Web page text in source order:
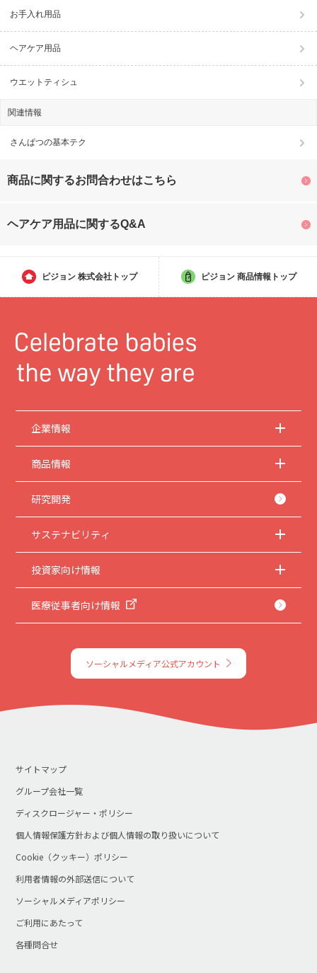
お手入れ用品
ヘアケア用品
ウエットティシュ
関連情報
さんぱつの基本テク
商品に関するお問合わせはこちら
ヘアケア用品に関するQ&A
ピジョン 株式会社トップ ピジョン 商品情報トップ
企業情報
商品情報
研究開発
サステナビリティ
投資家向け情報
医療従事者向け情報
ソーシャルメディア公式アカウント
サイトマップ
グループ会社一覧
ディスクロージャー・ポリシー
個人情報保護方針および個人情報の取り扱いについて
Cookie（クッキー）ポリシー
利用者情報の外部送信について
ソーシャルメディアポリシー
ご利用にあたって
各種問合せ